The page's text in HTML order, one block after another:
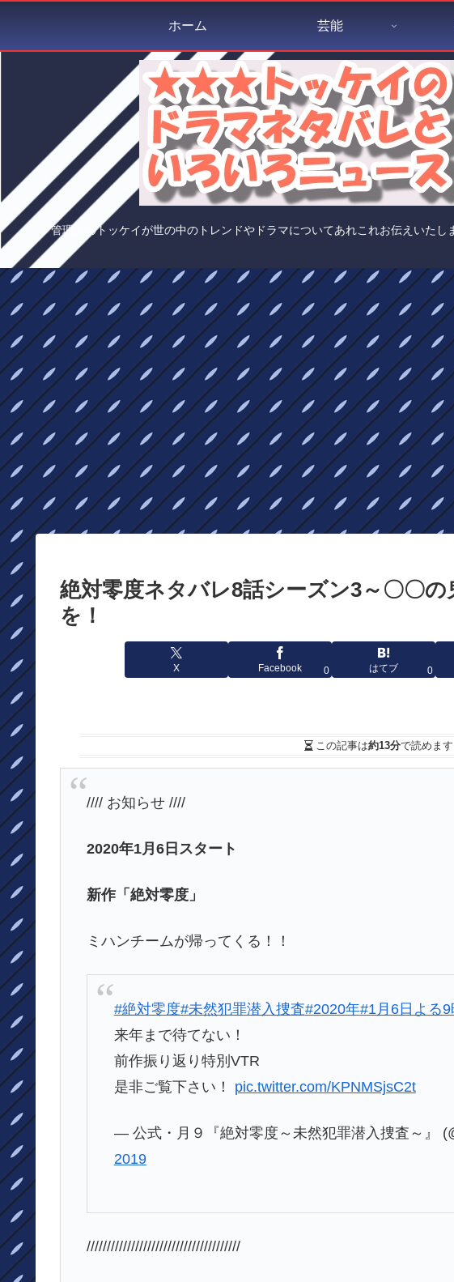
管理人のトッケイが世の中のトレンドやドラマについてあれこれお伝えいた
ホーム 芸能
絶対零度ネタバレ8話シーズン3～〇〇
を！
X Facebook 0 はてブ 0
この記事は約13分で読めます
//// お知らせ ////
2020年1月6日スタート
新作「絶対零度」
ミハンチームが帰ってくる！！
#絶対零度#未然犯罪潜入捜査#2020年#1月6日よる9
来年まで待てない！
前作振り返り特別VTR
是非ご覧下さい！ pic.twitter.com/KPNMSjsC2t
— 公式・月９『絶対零度～未然犯罪潜入捜査～』
2019
//////////////////////////////////////